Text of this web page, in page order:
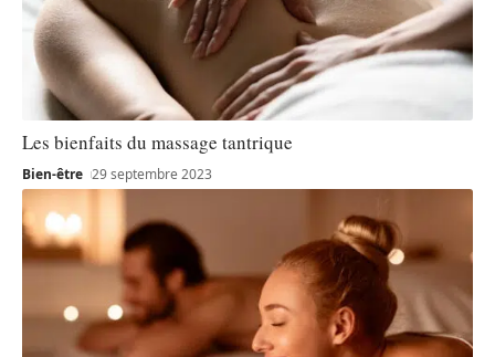
Les bienfaits du massage tantrique
Bien-être 29 septembre 2023